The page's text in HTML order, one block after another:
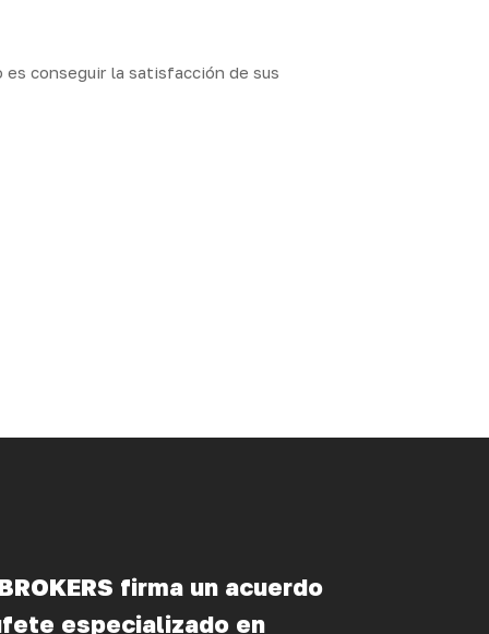
es conseguir la satisfacción de sus
firma un acuerdo
especializado en